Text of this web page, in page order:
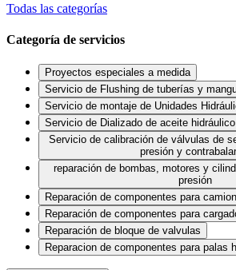
Todas las categorías
Categoría de servicios
Proyectos especiales a medida
Servicio de Flushing de tuberías y
Servicio de montaje de Unidades
Servicio de Dializado de aceite hidráulico
Servicio de calibración de válvulas de
presión y
reparación de bombas, motores y
presión
Reparación de componentes para
Reparación de componentes para
Reparación de bloque de valvulas
Reparacion de componentes para palas